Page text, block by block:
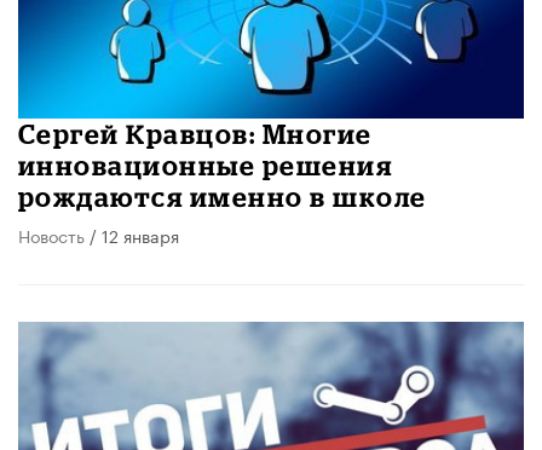
Сергей Кравцов: Многие
инновационные решения
рождаются именно в школе
Новость / 12 января